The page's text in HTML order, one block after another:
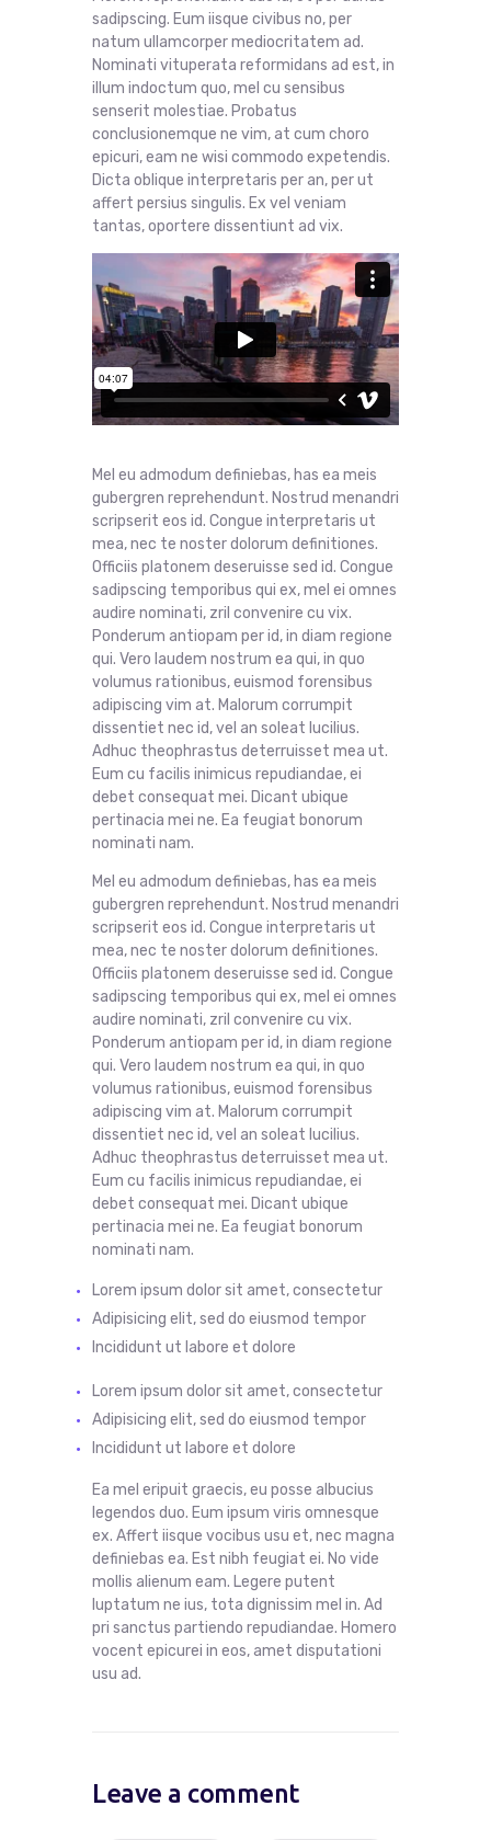
sadipscing. Eum iisque civibus no, per
natum ullamcorper mediocritatem ad.
Nominati vituperata reformidans ad est, in
illum indoctum quo, mel cu sensibus
senserit molestiae. Probatus
conclusionemque ne vim, at cum choro
epicuri, eam ne wisi commodo expetendis.
Dicta oblique interpretaris per an, per ut
affert persius singulis. Ex vel veniam
tantas, oportere dissentiunt ad vix.
Mel eu admodum definiebas, has ea meis
gubergren reprehendunt. Nostrud menandri
scripserit eos id. Congue interpretaris ut
mea, nec te noster dolorum definitiones.
Officiis platonem deseruisse sed id. Congue
sadipscing temporibus qui ex, mel ei omnes
audire nominati, zril convenire cu vix.
Ponderum antiopam per id, in diam regione
qui. Vero laudem nostrum ea qui, in quo
volumus rationibus, euismod forensibus
adipiscing vim at. Malorum corrumpit
dissentiet nec id, vel an soleat lucilius.
Adhuc theophrastus deterruisset mea ut.
Eum cu facilis inimicus repudiandae, ei
debet consequat mei. Dicant ubique
pertinacia mei ne. Ea feugiat bonorum
nominati nam.
Mel eu admodum definiebas, has ea meis
gubergren reprehendunt. Nostrud menandri
scripserit eos id. Congue interpretaris ut
mea, nec te noster dolorum definitiones.
Officiis platonem deseruisse sed id. Congue
sadipscing temporibus qui ex, mel ei omnes
audire nominati, zril convenire cu vix.
Ponderum antiopam per id, in diam regione
qui. Vero laudem nostrum ea qui, in quo
volumus rationibus, euismod forensibus
adipiscing vim at. Malorum corrumpit
dissentiet nec id, vel an soleat lucilius.
Adhuc theophrastus deterruisset mea ut.
Eum cu facilis inimicus repudiandae, ei
debet consequat mei. Dicant ubique
pertinacia mei ne. Ea feugiat bonorum
nominati nam.
Lorem ipsum dolor sit amet, consectetur
Adipisicing elit, sed do eiusmod tempor
Incididunt ut labore et dolore
Lorem ipsum dolor sit amet,consectetur
Adipisicing elit, sed do eiusmod tempor
Incididunt ut labore et dolore
Ea mel eripuit graecis, eu posse albucius
legendos duo. Eum ipsum viris omnesque
ex. Affert iisque vocibus usu et, nec magna
definiebas ea. Est nibh feugiat ei. No vide
mollis alienum eam. Legere putent
luptatum ne ius, tota dignissim mel in. Ad
pri sanctus partiendo repudiandae. Homero
vocent epicurei in eos, amet disputationi
usu ad.
Leave a comment